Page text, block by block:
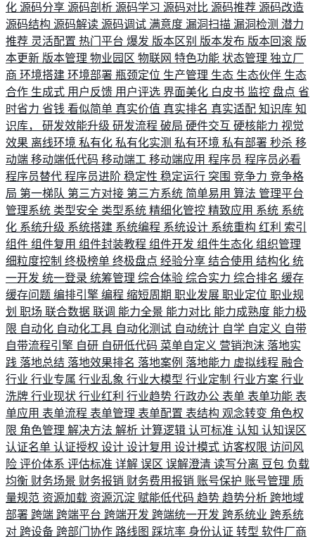
化 源码分享 源码剖析 源码学习 源码对比 源码推荐 源码改造
源码结构 源码解读 源码调试 满意度 漏洞扫描 漏洞检测 潜力
推荐 灵活配置 热门平台 爆发 版本区别 版本发布 版本回滚 版
本更新 版本管理 物业园区 物联网 特色功能 状态管理 独立厂
商 环境搭建 环境部署 瓶颈定位 生产管理 生态 生态伙伴 生态
合作 生成式 用户反馈 用户评选 界面美化 白皮书 监控 盘点 省
时省力 省钱 看似简单 真实价值 真实排名 真实适配 知识库 知
识库， 研发效能升级 研发流程 破局 硬件交互 硬核能力 视觉
效果 离线环境 私有化 私有化实测 私有环境 私有部署 秒杀 移
动端 移动端低代码 移动端工 移动端应用 程序员 程序员必看
程序员替代 程序员进阶 稳定性 稳定运行 突围 竞争力 竞争格
局 第一梯队 第三方对接 第三方系统 简单易用 算法 管理平台
管理系统 类型安全 类型系统 精细化管控 精致应用 系统 系统
化 系统升级 系统搭建 系统编程 系统设计 系统重构 红利 索引
组件 组件复用 组件封装教程 组件开发 组件生态化 组织管理
细粒度控制 终极榜单 终极盘点 经验分享 结合使用 结构化 统
一开发 统一登录 统筹管理 综合体验 综合实力 综合排名 缓存
缓存问题 编排引擎 编程 缩短周期 职业发展 职业定位 职业规
划 职场 联合数据 联调 能力全景 能力对比 能力成熟度 能力极
限 自动化 自动化工具 自动化测试 自动统计 自学 自定义 自带
自带流程引擎 自研 自研低代码 菜单自定义 营销泡沫 落地实
践 落地总结 落地效果排名 落地案例 落地能力 虚拟线程 融合
行业 行业专属 行业乱象 行业大模型 行业定制 行业方案 行业
洗牌 行业现状 行业红利 行业趋势 行政办公 表单 表单功能 表
单应用 表单流程 表单管理 表单配置 表结构 观念转变 角色权
限 角色管理 解决方法 解析 计算逻辑 认可标准 认知 认知误区
认证名单 认证授权 设计 设计复用 设计模式 访客权限 访问风
险 评价体系 评估标准 详解 误区 误解澄清 读写分离 豆包 负载
均衡 财务场景 财务报销 财务费用报销 账号保护 账号管理 质
量规范 资源加载 资源沉淀 赋能低代码 趋势 趋势分析 跨地域
部署 跨端 跨端平台 跨端开发 跨端统一开发 跨系统业 跨系统
对 跨设备 跨部门协作 路线图 踩坑率 身份认证 转型 软件厂商